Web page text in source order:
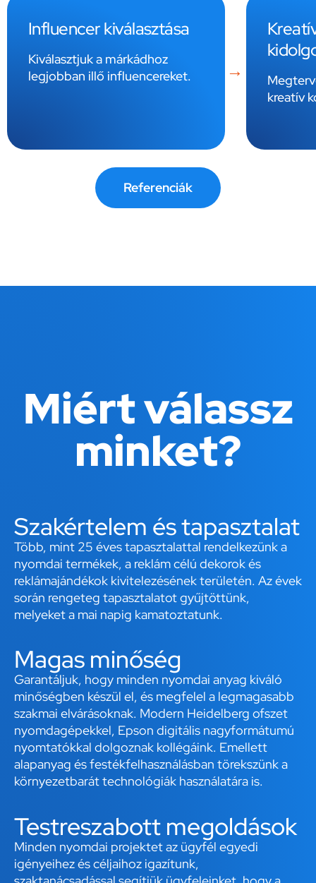
Kreatív koncepció
kidolgozása
Megtervezzük a kampány
TikTok,
Youtube
Referenciák
Miért válassz
minket?
Szakértelem és tapasztalat
Több, mint 25 éves tapasztalattal rendelkezünk a
nyomdai termékek, a reklám célú dekorok és
reklámajándékok kivitelezésének területén. Az évek
során rengeteg tapasztalatot gyűjtöttünk,
melyeket a mai napig kamatoztatunk.
Magas minőség
Garantáljuk, hogy minden nyomdai anyag kiváló
minőségben készül el, és megfelel a legmagasabb
szakmai elvárásoknak. Modern Heidelberg ofszet
nyomdagépekkel, Epson digitális nagyformátumú
nyomtatókkal dolgoznak kollégáink. Emellett
alapanyag és festékfelhasználásban törekszünk a
környezetbarát technológiák használatára is.
Testreszabott megoldások
Minden nyomdai projektet az ügyfél egyedi
igényeihez és céljaihoz igazítunk,